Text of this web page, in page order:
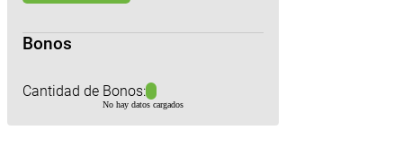
Bonos
Cantidad de Bonos:
No hay datos cargados